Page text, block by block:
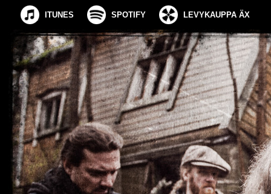
ITUNES SPOTIFY LEVYKAUPPA ÄX